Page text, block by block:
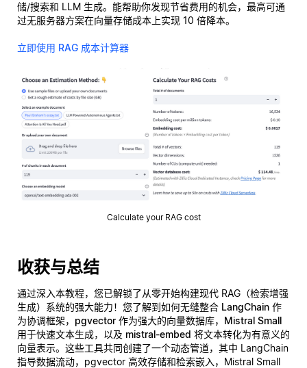
储/搜索和 LLM 生成。能帮助你发现节省费用的机会，最高可通
过无服务器方案在向量存储成本上实现 10 倍降本。
立即使用 RAG 成本计算器
Calculate your RAG cost
收获与总结
通过深入本教程，您已解锁了从零开始构建现代 RAG（检索增强
生成）系统的强大能力！您了解到如何无缝整合 LangChain 作
为协调框架， pgvector 作为强大的向量数据库， Mistral Small
用于快速文本生成，以及 mistral-embed 将文本转化为有意义的
向量表示。这些工具共同创建了一个动态管道，其中 LangChain
指导数据流动，pgvector 高效存储和检索嵌入，Mistral Small